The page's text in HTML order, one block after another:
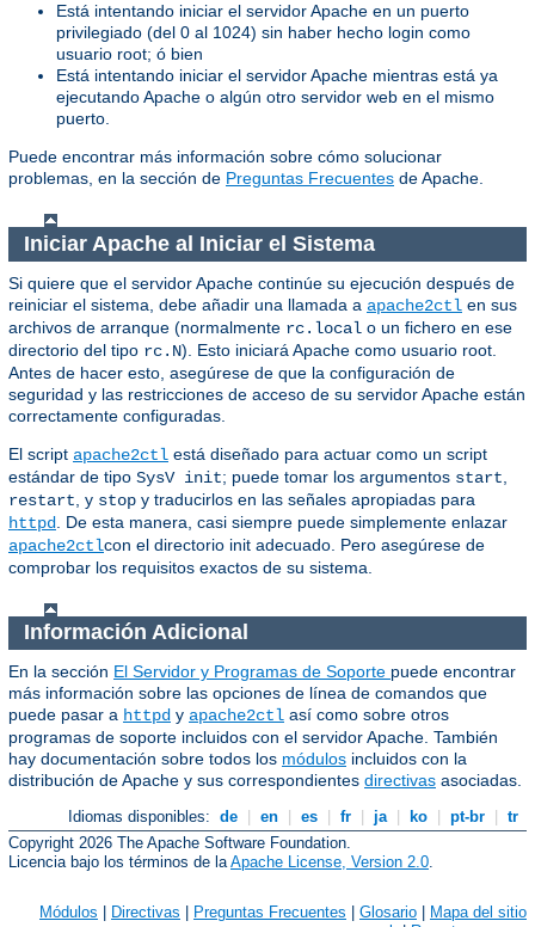
Está intentando iniciar el servidor Apache en un puerto
privilegiado (del 0 al 1024) sin haber hecho login como
usuario root; ó bien
Está intentando iniciar el servidor Apache mientras está ya
ejecutando Apache o algún otro servidor web en el mismo
puerto.
Puede encontrar más información sobre cómo solucionar
problemas, en la sección de Preguntas Frecuentes de Apache.
Iniciar Apache al Iniciar el Sistema
Si quiere que el servidor Apache continúe su ejecución después de
reiniciar el sistema, debe añadir una llamada a apache2ctl en sus
archivos de arranque (normalmente rc.local o un fichero en ese
directorio del tipo rc.N). Esto iniciará Apache como usuario root.
Antes de hacer esto, asegúrese de que la configuración de
seguridad y las restricciones de acceso de su servidor Apache están
correctamente configuradas.
El script apache2ctl está diseñado para actuar como un script
estándar de tipo SysV init; puede tomar los argumentos start
restart , y stop y traducirlos en las señales apropiadas para
httpd . De esta manera, casi siempre puede simplemente enlazar
apache2ctlcon el directorio init adecuado. Pero asegúrese de
comprobar los requisitos exactos de su sistema.
Información Adicional
En la sección El Servidor y Programas de Soporte puede encontrar
más información sobre las opciones de línea de comandos que
puede pasar a httpd y apache2ctl así como sobre otros
programas de soporte incluidos con el servidor Apache. También
hay documentación sobre todos los módulos incluidos con la
distribución de Apache y sus correspondientes directivas asociadas.
Idiomas disponibles: de | en | es | fr | ja | ko | pt-br | tr
Copyright 2026 The Apache Software Foundation.
Licencia bajo los términos de laApache License, Version 2.0.
Módulos Directivas Preguntas Frecuentes Glosario
Mapa del sitio